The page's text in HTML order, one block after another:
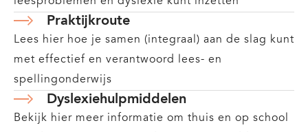
Praktijkroute
Lees hier hoe je samen (integraal) aan de slag kunt
met effectief en verantwoord lees- en
spellingonderwijs
Dyslexiehulpmiddelen
Bekijk hier meer informatie om thuis en op school